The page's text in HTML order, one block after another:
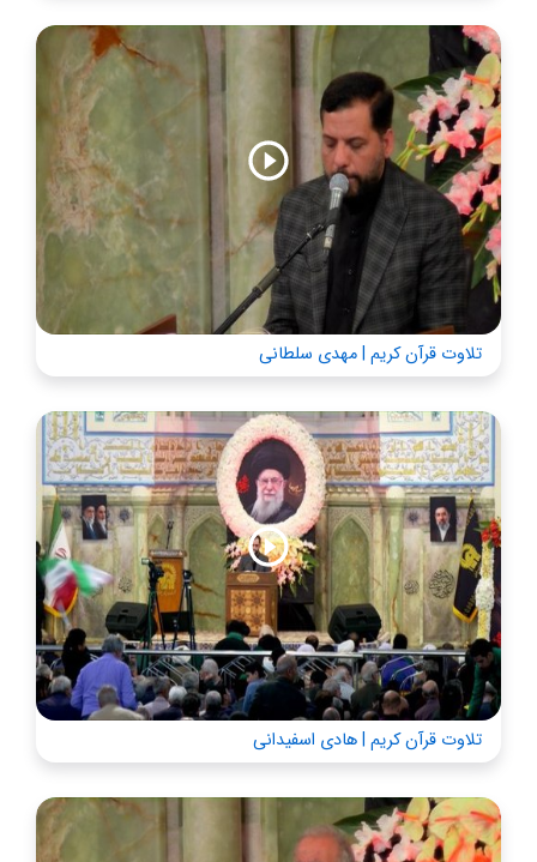
تلاوت قرآن کریم | مهدی سلطانی
تلاوت قرآن کریم | هادی اسفیدانی